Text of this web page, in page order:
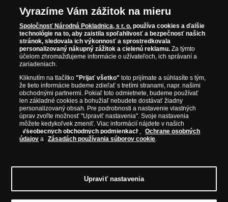
Parížska mincovňa, Nórska mincovňa, Fínska mincovňa alebo
Austrálska mincovňa Perth. Spoločnosť svojim zákazníkom a
zberateľom garantuje, že všetky produkty sú v originálnej a v
prvotriednej kvalite, čo je doložené aj priloženým Certifikátom
autentickosti.
© Copyright 2026 - Národná Pokladnica, s. r. o.; Námestie Mateja Korvína 1,
www.narodnapokladnica.sk; IČO: 45 480 206, DIČ: SK2023004302
Upraviť nastavenie súborov cookie môžetekliknutím na tento
Vyrazíme Vám zážitok na mieru
Spoločnosť Národná Pokladnica, s r. o. používa cookies a ďalšie
technológie na to, aby zaistila spoľahlivosť a bezpečnosť našich
stránok, sledovala ich výkonnosť a sprostredkovala
personalizovaný nákupný zážitok a cielenú reklamu. Za týmto
účelom zhromažďujeme informácie o užívateľoch, ich správaní a
zariadeniach.
Kliknutím na tlačítko"Prijať všetko" toto prijímate a súhlasíte s tým,
že tieto informácie budeme zdieľať s tretími stranami, napr. našimi
obchodnými partnermi. Pokiaľ toto odmietnete, budeme používať
len základné cookies a bohužiaľ nebudete dostávať žiadny
personalizovaný obsah. Pre podrobnosti a nastavenie vlastných
úprav zvoľte možnosť "Upraviť nastavenia". Svoje nastavenia
môžete kedykoľvek zmeniť. Viac informácií nájdete v našich
Všeobecných obchodných podmienkach ,
Ochrane osobných
údajov a Zásadách používania súborov cookie.
Upraviť nastavenia